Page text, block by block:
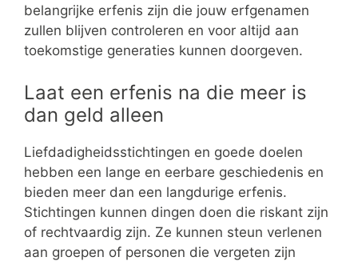
belangrijke erfenis zijn die jouw erfgenamen
zullen blijven controleren en voor altijd aan
toekomstige generaties kunnen doorgeven.
Laat een erfenis na die meer is
dan geld alleen
Liefdadigheidsstichtingen en goede doelen
hebben een lange en eerbare geschiedenis en
bieden meer dan een langdurige erfenis.
Stichtingen kunnen dingen doen die riskant zijn
of rechtvaardig zijn. Ze kunnen steun verlenen
aan groepen of personen die vergeten zijn